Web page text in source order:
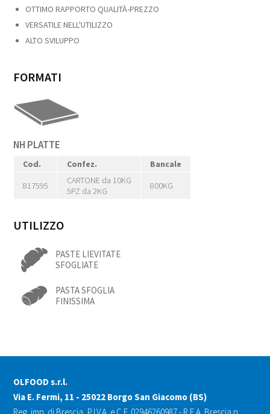
OTTIMO RAPPORTO QUALITÀ-PREZZO
VERSATILE NELL'UTILIZZO
ALTO SVILUPPO
FORMATI
NH PLATTE
Cod. Confez.
Bancale
817595
CARTONE da 10KG
5PZ da 2KG
800KG
UTILIZZO
PASTE LIEVITATE
SFOGLIATE
PASTA SFOGLIA
FINISSIMA
OLFOOD s.r.l.
Via E. Fermi, 11 - 25022 Borgo San Giacomo (BS)